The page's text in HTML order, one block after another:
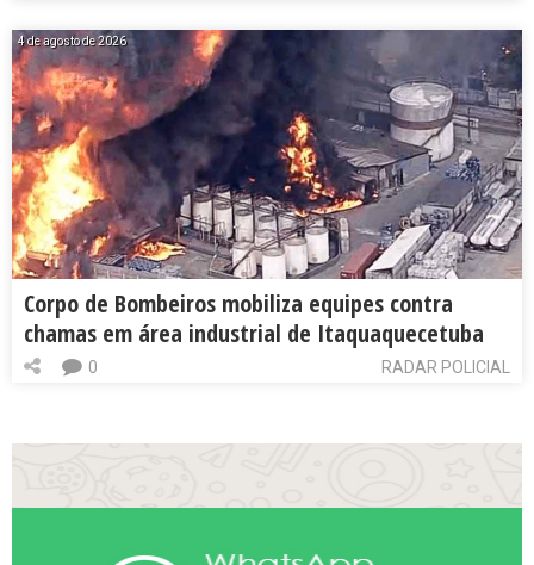
4 de agosto de 2026
Corpo de Bombeiros mobiliza equipes contra
chamas em área industrial de Itaquaquecetuba
RADAR POLICIAL
0